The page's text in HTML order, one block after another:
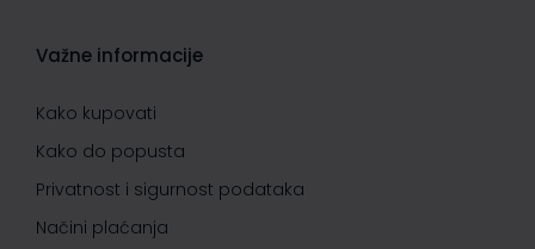
Važne informacije
Kako kupovati
Kako do popusta
Privatnost i sigurnost podataka
Načini plaćanja